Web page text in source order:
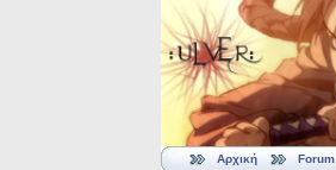
Αρχική Forum